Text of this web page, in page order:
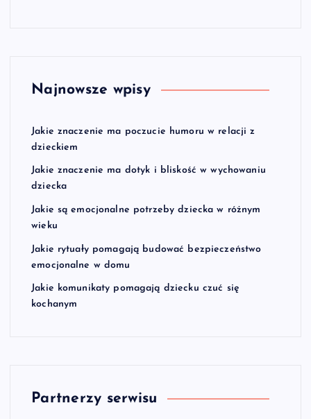
Najnowsze wpisy
Jakie znaczenie ma poczucie humoru w relacji z
dzieckiem
Jakie znaczenie ma dotyk i bliskość w wychowaniu
dziecka
Jakie są emocjonalne potrzeby dziecka w różnym
wieku
Jakie rytuały pomagają budować bezpieczeństwo
emocjonalne w domu
Jakie komunikaty pomagają dziecku czuć się
kochanym
Partnerzy serwisu